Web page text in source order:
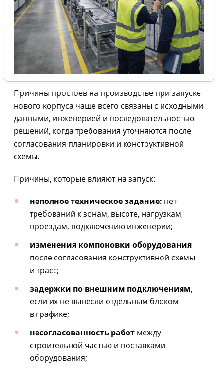
Причины простоев на производстве при запуске
нового корпуса чаще всего связаны с исходными
данными, инженерией и последовательностью
решений, когда требования уточняются после
согласования планировки и конструктивной
схемы.
Причины, которые влияют на запуск:
неполное техническое задание: нет
требований к зонам, высоте, нагрузкам,
проездам, подключению инженерии;
изменения компоновки оборудования
после согласования конструктивной схемы
и трасс;
задержки по внешним подключениям,
если их не вынесли отдельным блоком
в графике;
несогласованность работ между
строительной частью и поставками
оборудования;